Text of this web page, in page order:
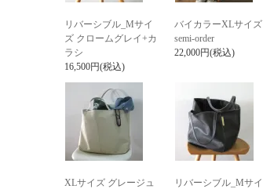
リバーシブル_Mサイ
ズ クロームグレイ+カ
ラシ
16,500円(税込)
バイカラーXLサイズ
semi-order
22,000円(税込)
XLサイズ グレージュ
リバーシブル_Mサイ